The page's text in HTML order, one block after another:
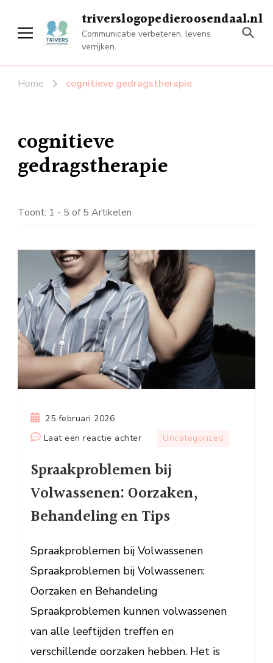
triverslogopedieroosendaal.nl
Communicatie verbeteren, levens
verrijken.
Home cognitieve gedragstherapie
cognitieve
gedragstherapie
Toont: 1 - 5 of 5 Artikelen
25 februari 2026
Laat een reactie achterop
bij
Volwassenen:
Oorzaken,
Behandeling
Tips
Uncategorized
Spraakproblemen bij
Volwassenen: Oorzaken,
Behandeling en Tips
Spraakproblemen bij Volwassenen
Spraakproblemen bij Volwassenen:
Oorzaken en Behandeling
Spraakproblemen kunnen volwassenen
van alle leeftijden treffen en
verschillende oorzaken hebben. Het is